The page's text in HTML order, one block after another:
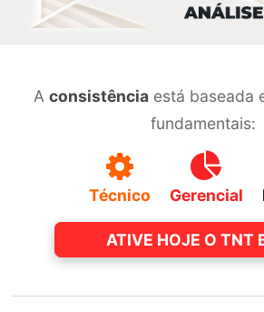
A consistência está baseada
fundamentais:
Técnico Gerencial
ATIVE HOJE O TNT